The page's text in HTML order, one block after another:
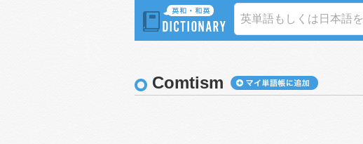
Comtism